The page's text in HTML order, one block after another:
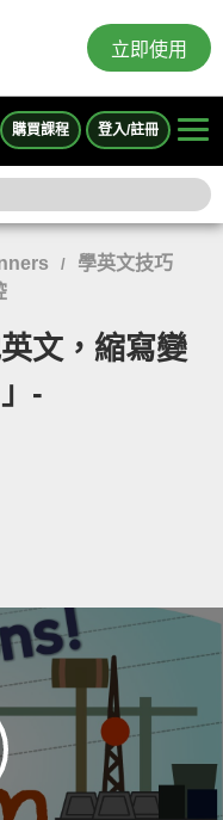
立即使用
購買課程 登入/註冊
/
學英文技巧
文，縮寫變
-